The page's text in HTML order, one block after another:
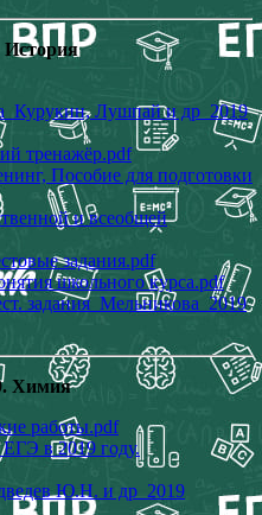
Лушпай и др_2019
тренажёр.pdf
Пособие для подготовки
и всеобщей
задания.pdf
школьного курса.pdf
задания_Мельникова_2019
Химия
работы.pdf
в 2019 году.
Ю.Н. и др_2019